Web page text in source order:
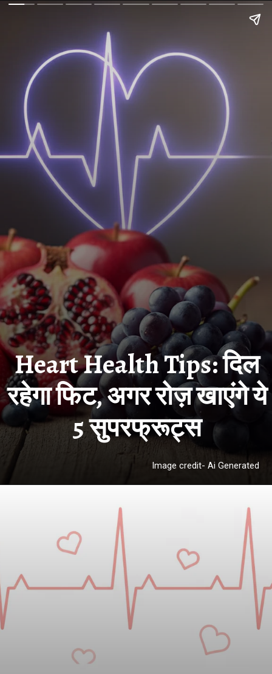
Heart Health Tips: दिल
रहेगा फिट, अगर रोज़ खाएंगे ये
5 सुपरफ्रूट्स
Image credit- Ai Generated